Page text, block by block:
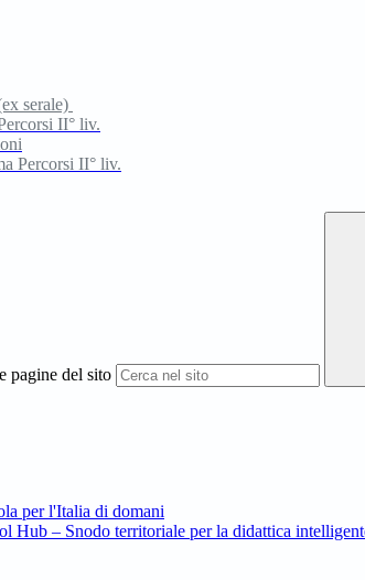
serale)
II° liv.
Percorsi II° liv.
pagine del sito
per l'Italia di domani
Hub – Snodo territoriale per la didattica